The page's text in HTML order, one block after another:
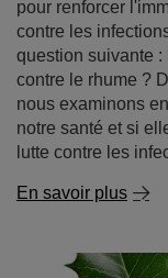
pour renforcer
contre les
question suivante
contre le rhume ?
nous examinons
notre santé et si
lutte contre les
En savoir plus